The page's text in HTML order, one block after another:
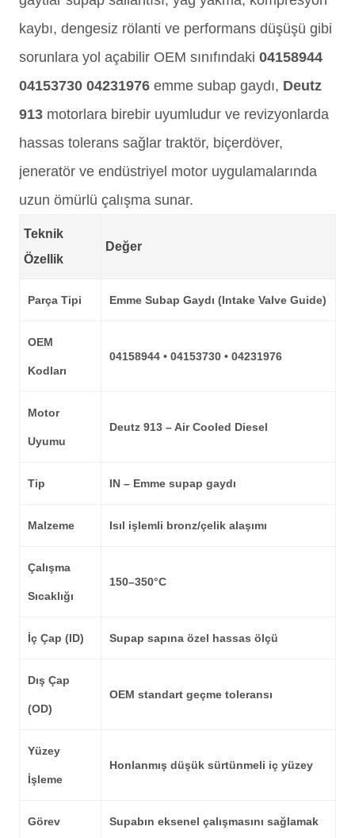
kaybı, dengesiz rölanti ve performans düşüşü gibi
sorunlara yol açabilir OEM sınıfındaki 04158944
04153730 04231976 emme subap gaydı, Deutz
913 motorlara birebir uyumludur ve revizyonlarda
hassas tolerans sağlar traktör, biçerdöver,
jeneratör ve endüstriyel motor uygulamalarında
uzun ömürlü çalışma sunar.
Teknik
Özellik
Değer
Parça Tipi Emme Subap Gaydı (Intake Valve Guide)
OEM
Kodları
04158944 • 04153730 • 04231976
Motor
Uyumu
Deutz 913 – Air Cooled Diesel
Tip IN – Emme supap gaydı
Malzeme Isıl işlemli bronz/çelik alaşımı
Çalışma
Sıcaklığı
150–350°C
İç Çap (ID) Supap sapına özel hassas ölçü
Dış Çap
(OD)
OEM standart geçme toleransı
Yüzey
İşleme
Honlanmış düşük sürtünmeli iç yüzey
Görev Supabın eksenel çalışmasını sağlamak